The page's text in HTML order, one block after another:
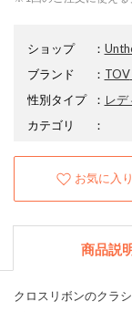
ショップ ：
ブランド
： TOV
性別タイプ
： レデ
カテゴリ
：
お気に入
商品説
クロスリボンのクラ